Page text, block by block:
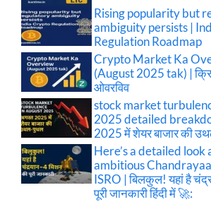
Rising popularity but
ambiguity persists |
Regulation Roadmap
Crypto Market Ka
(August 2025 tak) |
ओवरविव
stock market
2025 detailed
2025 में शेयर बाजार की
Here’s a detailed look
ambitious
ISRO | बिलकुल! यहां है
पूरी जानकारी हिंदी में 🚀: